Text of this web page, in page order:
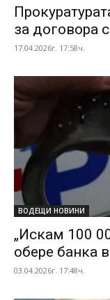
за договора
17.04.2026г. 17:58ч.
ВОДЕЩИ НОВИНИ
„Искам 100
обере банка
03.04.2026г. 17:48ч.